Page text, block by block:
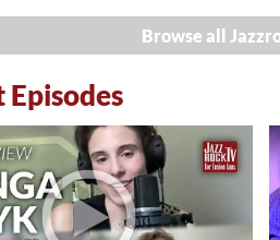
Browse all
Episodes